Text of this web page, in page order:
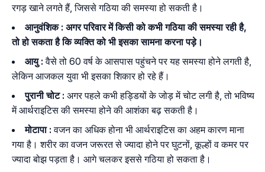
रगड़ खाने लगते हैं, जिससे गठिया की समस्या हो सकती है।
आनुवंशिक: अगर परिवार में किसी को कभी गठिया की समस्या रही है,
तो हो सकता है कि व्यक्ति को भी इसका सामना करना पड़े।
आयु: वैसे तो 60 वर्ष के आसपास पहुंचने पर यह समस्या होने लगती है,
लेकिन आजकल युवा भी इसका शिकार हो रहे हैं।
पुरानी चोट: अगर पहले कभी हड्डियों के जोड़ में चोट लगी है, तो भविष्य
में आर्थराइटिस की समस्या होने की आशंका बढ़ सकती है।
मोटापा: वजन का अधिक होना भी आर्थराइटिस का अहम कारण माना
गया है। शरीर का वजन जरूरत से ज्यादा होने पर घुटनों, कूल्हों व कमर पर
ज्यादा बोझ पड़ता है। आगे चलकर इससे गठिया हो सकता है।